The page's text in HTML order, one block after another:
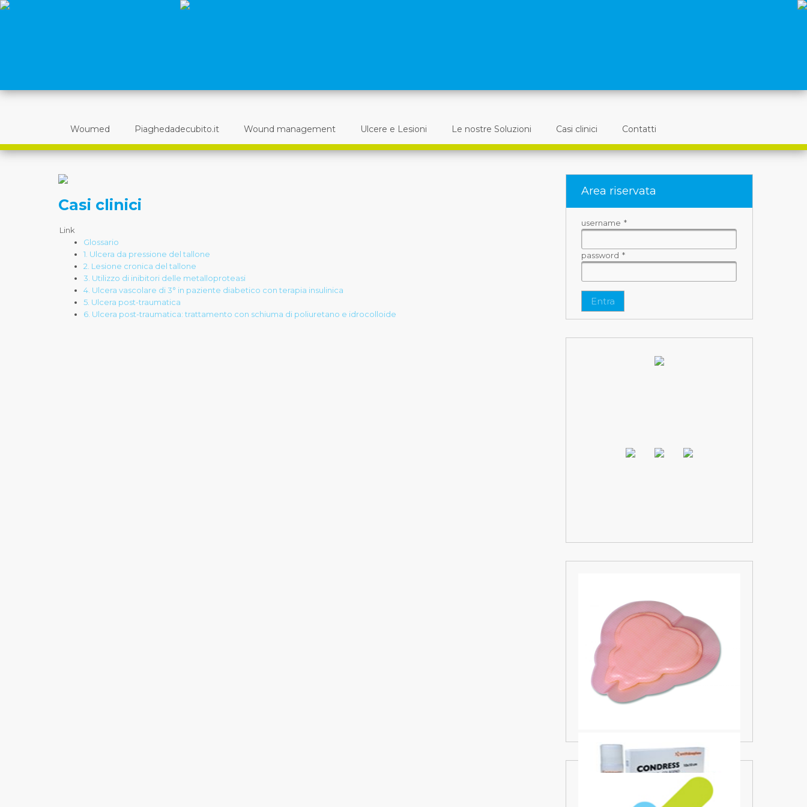
Woumed Piaghedadecubito.it Wound management Ulcere e Lesioni Le nostre Soluzioni Casi clinici Contatti
Area riservata
username *
password *
Entra
Casi clinici
Link
Glossario
1. Ulcera da pressione del tallone
2. Lesione cronica del tallone
3. Utilizzo di inibitori delle metalloproteasi
4. Ulcera vascolare di 3° in paziente diabetico con terapia insulinica
5. Ulcera post-traumatica
6. Ulcera post-traumatica: trattamento con schiuma di poliuretano e idrocolloide